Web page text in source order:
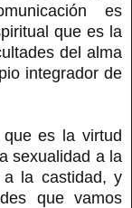
es
que es la
del alma
integrador de
es la virtud
sexualidad a la
a la castidad, y
que vamos